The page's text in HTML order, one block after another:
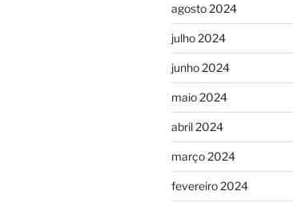
agosto 2024
julho 2024
junho 2024
maio 2024
abril 2024
março 2024
fevereiro 2024